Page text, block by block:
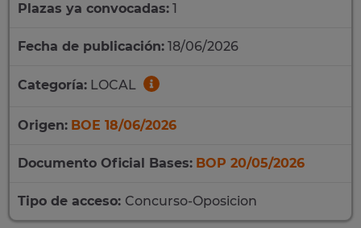
Plazas ya convocadas: 1
Fecha de publicación: 18/06/2026
Categoría: LOCAL
Origen: BOE 18/06/2026
Documento Oficial Bases: BOP 20/05/2026
Tipo de acceso: Concurso-Oposicion